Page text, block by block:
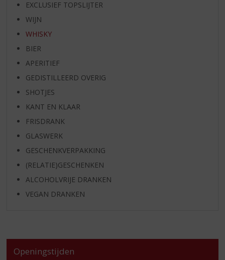
EXCLUSIEF TOPSLIJTER
WIJN
WHISKY
BIER
APERITIEF
GEDISTILLEERD OVERIG
SHOTJES
KANT EN KLAAR
FRISDRANK
GLASWERK
GESCHENKVERPAKKING
(RELATIE)GESCHENKEN
ALCOHOLVRIJE DRANKEN
VEGAN DRANKEN
Openingstijden